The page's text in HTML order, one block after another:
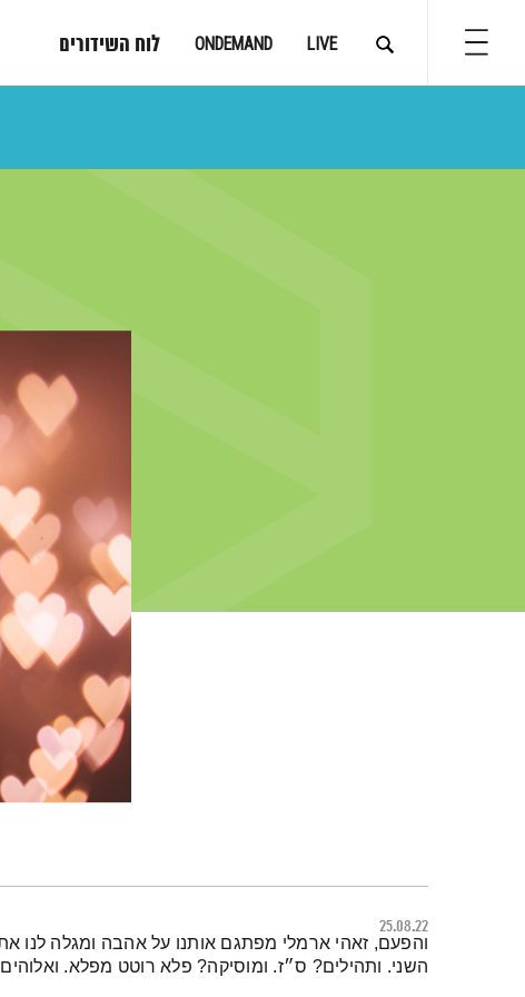
LIVE
ONDEMAND לוח השידורים
25.08.22
תמצית הפודקאסט
והפעם, זאהי ארמלי מפתגם אותנו על אהבה ומגלה
השני. ותהילים? ס״ז. ומוסיקה? פלא רוטט מפלא.